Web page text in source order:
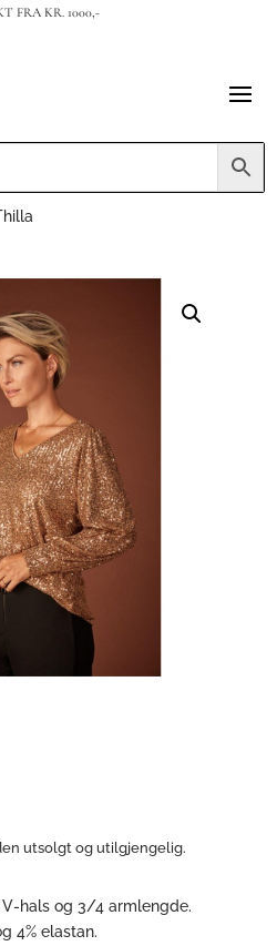
FRA KR. 1000,-
utsolgt og utilgjengelig.
hals og 3/4 armlengde.
4% elastan.